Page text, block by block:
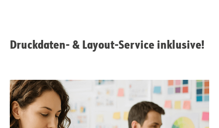
Druckdaten- & Layout-Service inklusive!